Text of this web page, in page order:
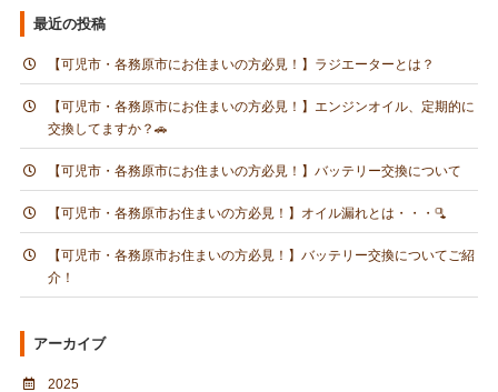
最近の投稿
【可児市・各務原市にお住まいの方必見！】ラジエーターとは？
【可児市・各務原市にお住まいの方必見！】エンジンオイル、定期的に
交換してますか？🚗
【可児市・各務原市にお住まいの方必見！】バッテリー交換について
【可児市・各務原市お住まいの方必見！】オイル漏れとは・・・🫗
【可児市・各務原市お住まいの方必見！】バッテリー交換についてご紹
介！
アーカイブ
2025